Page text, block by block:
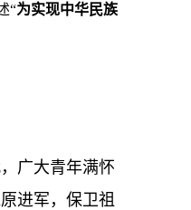
“为实现中华民族
广大青年满怀
进军，保卫祖